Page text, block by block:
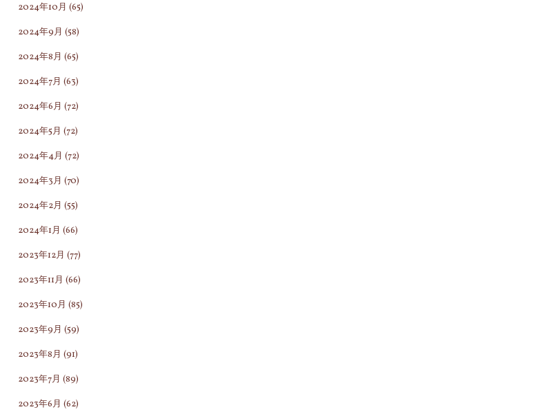
2024年10月 (65)
2024年9月 (58)
2024年8月 (65)
2024年7月 (63)
2024年6月 (72)
2024年5月 (72)
2024年4月 (72)
2024年3月 (70)
2024年2月 (55)
2024年1月 (66)
2023年12月 (77)
2023年11月 (66)
2023年10月 (85)
2023年9月 (59)
2023年8月 (91)
2023年7月 (89)
2023年6月 (62)